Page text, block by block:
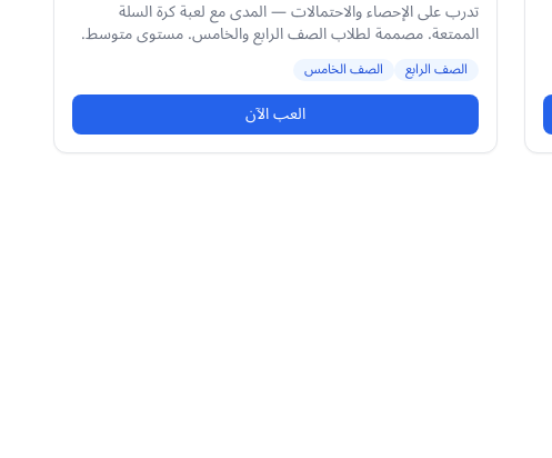
تدرب على الإحصاء والاحتمالات — المدى مع لعبة كرة السلة
الممتعة. مصممة لطلاب الصف الرابع والخامس. مستوى متوسط.
الصف الرابع الصف الخامس
العب الآن